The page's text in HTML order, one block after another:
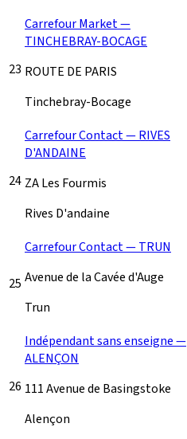
23
Carrefour Market —
TINCHEBRAY-BOCAGE
ROUTE DE PARIS
Tinchebray-Bocage
24
Carrefour Contact — RIVES
D'ANDAINE
ZA Les Fourmis
Rives D'andaine
25
Carrefour Contact — TRUN
Avenue de la Cavée d'Auge
Trun
26
Indépendant sans enseigne —
ALENÇON
111 Avenue de Basingstoke
Alençon